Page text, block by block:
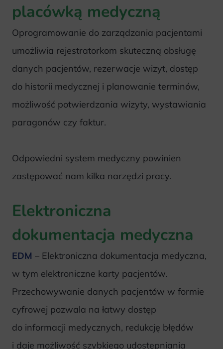
placówką medyczną
Oprogramowanie do zarządzania pacjentami
umożliwia rejestratorkom skuteczną obsługę
danych pacjentów, rezerwacje wizyt, dostęp
do historii medycznej i planowanie terminów,
możliwość potwierdzania wizyty, wystawiania
paragonów czy faktur.
Odpowiedni system medyczny powinien
zastępować nam kilka narzędzi pracy.
Elektroniczna
dokumentacja medyczna
EDM – Elektroniczna dokumentacja medyczna,
w tym elektroniczne karty pacjentów.
Przechowywanie danych pacjentów w formie
cyfrowej pozwala na łatwy dostęp
do informacji medycznych, redukcję błędów
i daje możliwość szybkiego udostępniania